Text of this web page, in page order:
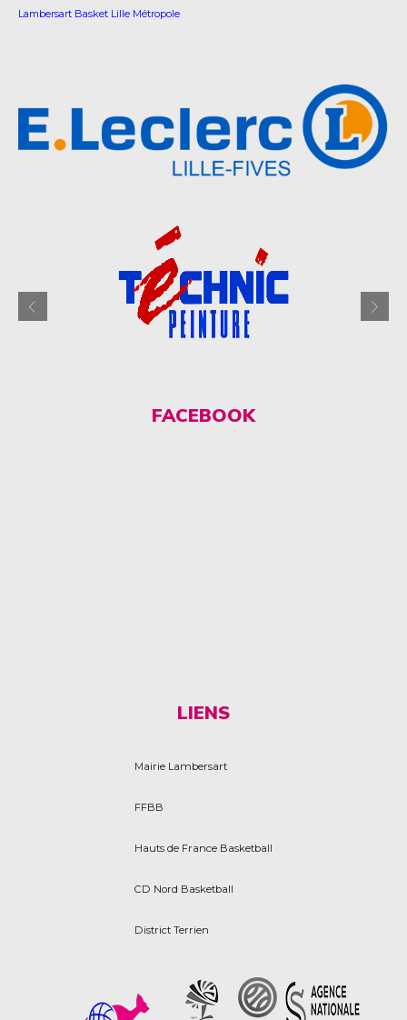
Lambersart Basket Lille Métropole
FACEBOOK
LIENS
Mairie Lambersart
FFBB
Hauts de France Basketball
CD Nord Basketball
District Terrien